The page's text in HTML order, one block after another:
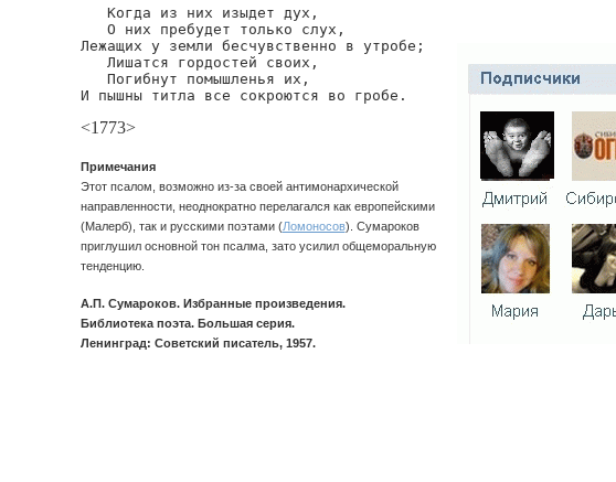
   Когда из них изыдет дух,
   О них пребудет только слух,
Лежащих у земли бесчувственно в утробе;
   Лишатся гордостей своих,
   Погибнут помышленья их,
И пышны титла все сокроются во гробе.
<1773>
Примечания
Этот псалом, возможно из-за своей антимонархической
направленности, неоднократно перелагался как европейскими
(Малерб), так и русскими поэтами (Ломоносов). Сумароков
приглушил основной тон псалма, зато усилил общеморальную
тенденцию.
А.П. Сумароков. Избранные произведения.
Библиотека поэта. Большая серия.
Ленинград: Советский писатель, 1957.